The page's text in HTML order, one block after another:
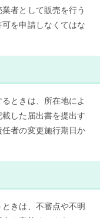
者として販売を行う
を申請しなくてはな
ときは、所在地によ
した届出書を提出す
者の変更施行期日か
きは、不審点や不明